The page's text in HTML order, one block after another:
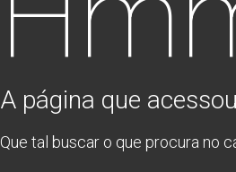
A página que
Que tal buscar o que procura no